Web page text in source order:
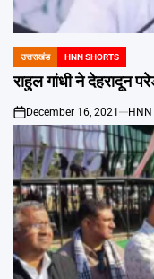
POSTED
IN
उत्तराखंड HNN SHORTS
राहुल गांधी ने देहरादून
on
December 16, 2021